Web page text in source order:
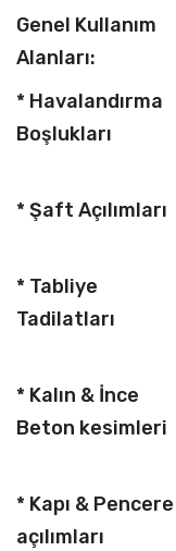
Genel Kullanım
Alanları:
* Havalandırma
Boşlukları
* Şaft Açılımları
* Tabliye
Tadilatları
* Kalın & İnce
Beton kesimleri
* Kapı & Pencere
açılımları